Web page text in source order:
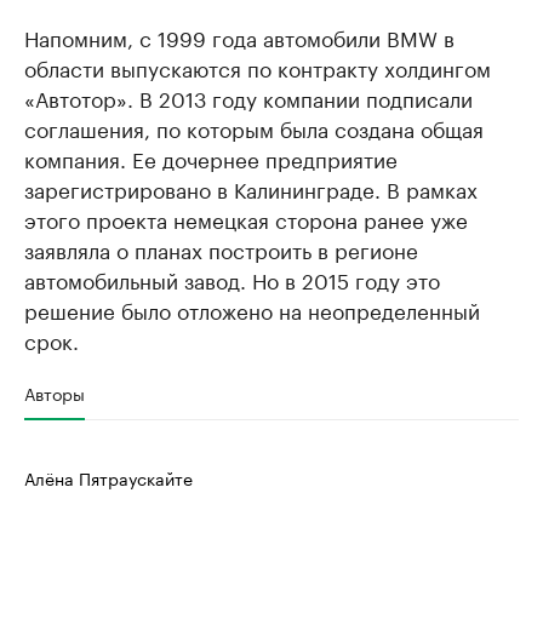
Напомним, с 1999 года автомобили BMW в
области выпускаются по контракту холдингом
«Автотор». В 2013 году компании подписали
соглашения, по которым была создана общая
компания. Ее дочернее предприятие
зарегистрировано в Калининграде. В рамках
этого проекта немецкая сторона ранее уже
заявляла о планах построить в регионе
автомобильный завод. Но в 2015 году это
решение было отложено на неопределенный
срок.
Авторы
Алёна Пятраускайте